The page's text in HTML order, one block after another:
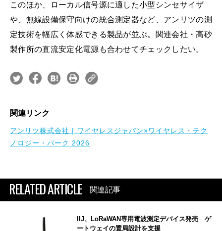
このほか、ローカル信号源に適した小型シンセサイザ
や、無線設備保守向けの統合測定器など、アンリツの測
定技術を幅広く体感できる製品が並ぶ。関連会社・高砂
製作所の直流安定化電源も合わせてチェックしたい。
関連リンク
アンリツ株式会社 | ワイヤレスジャパン×ワイヤレス・テク
ノロジー・パーク 2026
RELATED ARTICLE 関連記事
IIJ、LoRaWAN専用電波測定デバイス発売 ゲ
ートウェイの置局設計を支援